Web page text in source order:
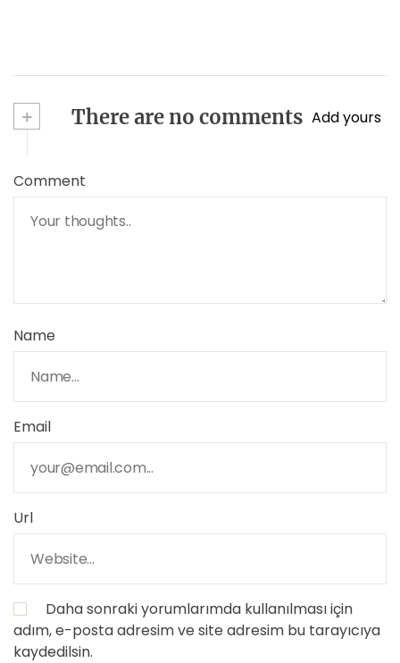
+ There are no comments Add yours
Comment
Name
Email
Url
Daha sonraki yorumlarımda kullanılması için
adım, e-posta adresim ve site adresim bu tarayıcıya
kaydedilsin.